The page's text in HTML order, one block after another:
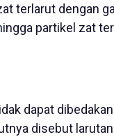
terlarut dengan
partikel zat
dapat
disebut